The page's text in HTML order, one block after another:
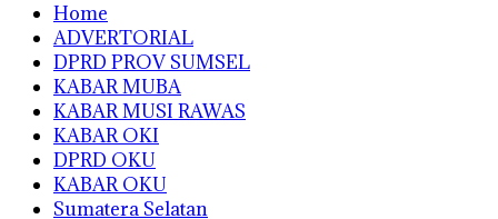
Home
ADVERTORIAL
DPRD PROV SUMSEL
KABAR MUBA
KABAR MUSI RAWAS
KABAR OKI
DPRD OKU
KABAR OKU
Sumatera Selatan